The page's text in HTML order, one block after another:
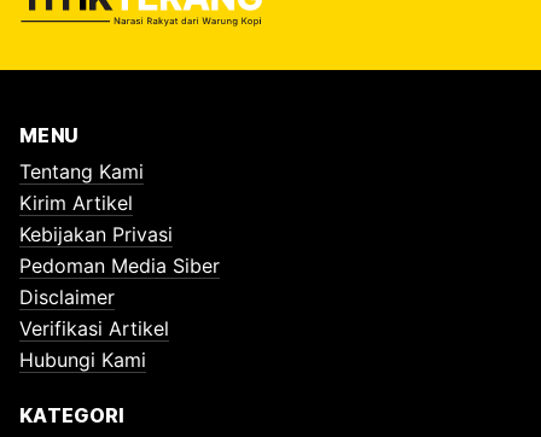
MENU
Tentang Kami
Kirim Artikel
Kebijakan Privasi
Pedoman Media Siber
Disclaimer
Verifikasi Artikel
Hubungi Kami
KATEGORI